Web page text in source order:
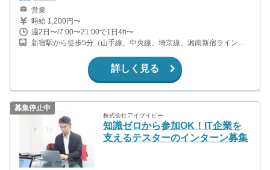
営業
時給 1,200円〜
週2日〜/7:00〜21:00で1日4h〜
新宿駅から徒歩5分（山手線、中央線、埼京線、湘南新宿ライン、
線） 代々木駅から徒歩8分（山手線、中央線、総武線、都営大江戸
詳しく見る
募集停止中
株式会社アイブイピー
知識ゼロから参加OK！IT企業を
支えるテスターのインターン募集